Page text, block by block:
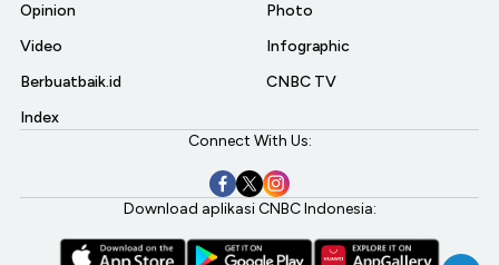
Opinion
Video
Berbuatbaik.id
Index
Photo
Infographic
CNBC TV
Connect With Us:
Download aplikasi CNBC Indonesia: